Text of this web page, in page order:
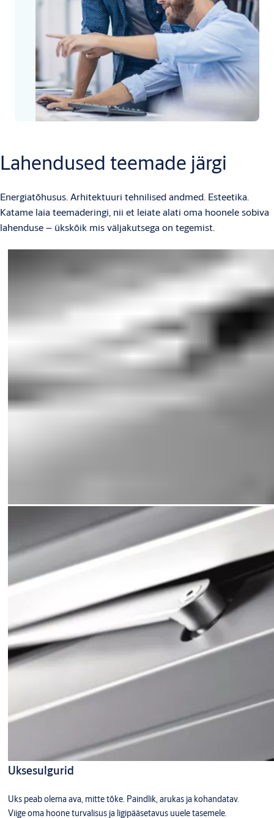
Lahendused teemade järgi
Energiatõhusus. Arhitektuuri tehnilised andmed. Esteetika.
Katame laia teemaderingi, nii et leiate alati oma hoonele sobiva
lahenduse – ükskõik mis väljakutsega on tegemist.
Uksesulgurid
Uks peab olema ava, mitte tõke. Paindlik, arukas ja kohandatav.
Viige oma hoone turvalisus ja ligipääsetavus uuele tasemele.